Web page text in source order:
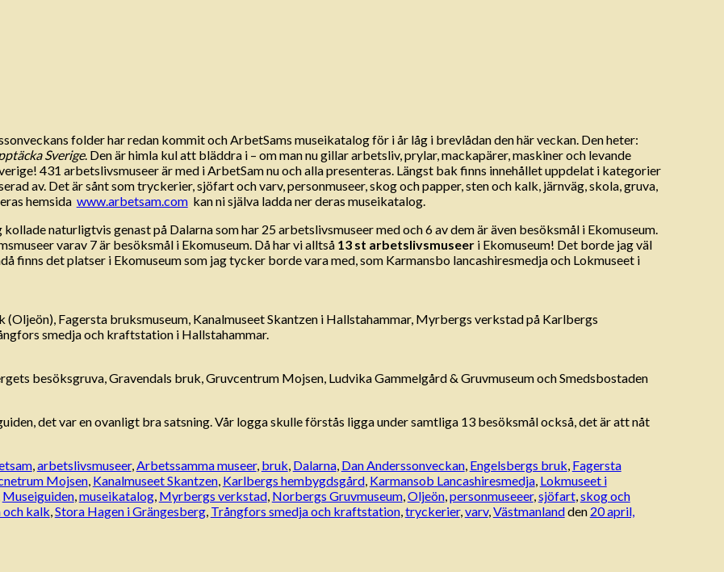
folder har redan kommit och ArbetSams museikatalog för i år låg i brevlådan den här veckan. Den heter:
Sverige. Den är himla kul att bläddra i – om man nu gillar arbetsliv, prylar, mackapärer, maskiner och levande
431 arbetslivsmuseer är med i ArbetSam nu och alla presenteras. Längst bak finns innehållet uppdelat i kategorier
av. Det är sånt som tryckerier, sjöfart och varv, personmuseer, skog och papper, sten och kalk, järnväg, skola, gruva,
hemsida www.arbetsam.comkan ni själva ladda ner deras museikatalog.
naturligtvis genast på Dalarna som har 25 arbetslivsmuseer med och 6 av dem är även besöksmål i Ekomuseum.
varav 7 är besöksmål i Ekomuseum. Då har vi alltså 13 st arbetslivsmuseeri Ekomuseum! Det borde jag väl
finns det platser i Ekomuseum som jag tycker borde vara med, som Karmansbo lancashiresmedja och Lokmuseet i
Fagersta bruksmuseum, Kanalmuseet Skantzen i Hallstahammar, Myrbergs verkstad på Karlbergs
smedja och kraftstation i Hallstahammar.
besöksgruva, Gravendals bruk, Gruvcentrum Mojsen, Ludvika Gammelgård & Gruvmuseum och Smedsbostaden
det var en ovanligt bra satsning. Vår logga skulle förstås ligga under samtliga 13 besöksmål också, det är att nåt
,arbetslivsmuseer,Arbetssamma museer, bruk, Dalarna, Dan Anderssonveckan, Engelsbergs bruk, Fagersta
Mojsen, Kanalmuseet Skantzen, Karlbergs hembygdsgård, Karmansob Lancashiresmedja, Lokmuseet i
Museiguiden,museikatalog, Myrbergs verkstad, Norbergs Gruvmuseum,Oljeön,personmuseeer,sjöfart,skog och
och kalk,Stora Hagen i Grängesberg, Trångfors smedja och kraftstation,tryckerier,varv,Västmanlandden 20 april,